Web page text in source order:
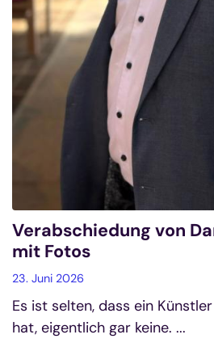
Verabschiedung von
mit Fotos
23. Juni 2026
Es ist selten, dass ein
hat, eigentlich gar keine. ...